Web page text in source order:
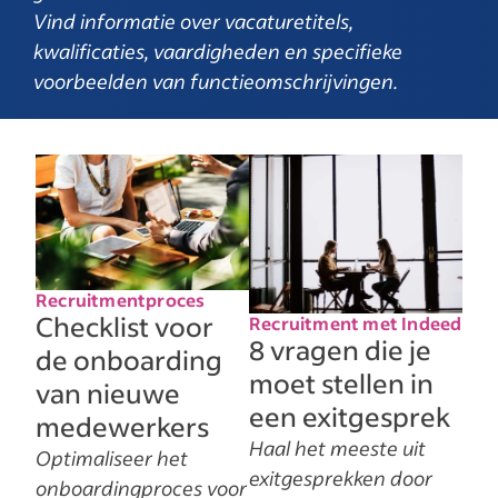
Vind informatie over vacaturetitels,
kwalificaties, vaardigheden en specifieke
voorbeelden van functieomschrijvingen.
Recruitmentproces
Checklist voor
de onboarding
van nieuwe
medewerkers
Optimaliseer het
onboardingproces voor
Recruitment met Indeed
8 vragen die je
moet stellen in
een exitgesprek
Haal het meeste uit
exitgesprekken door